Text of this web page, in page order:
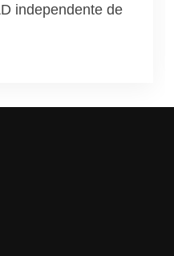
independente de